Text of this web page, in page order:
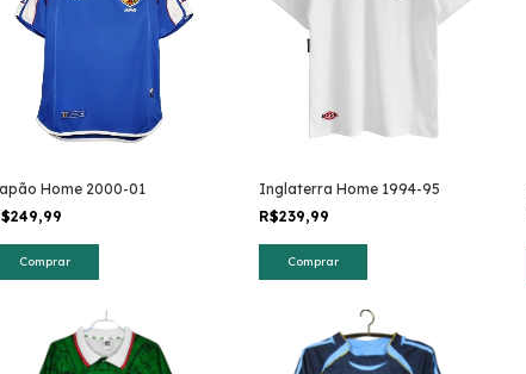
Home 2000-01
Comprar
Inglaterra Home 1994-95
R$239,99
Comprar